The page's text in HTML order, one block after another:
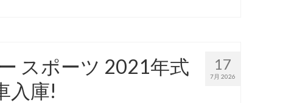
17
7月 2026
スポーツ 2021年式
入庫!